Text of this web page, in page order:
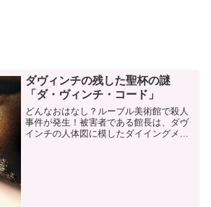
ダヴィンチの残した聖杯の謎
「ダ・ヴィンチ・コード」
どんなおはなし？ルーブル美術館で殺人
事件が発生！被害者である館長は、ダヴ
インチの人体図に模したダイイングメッ